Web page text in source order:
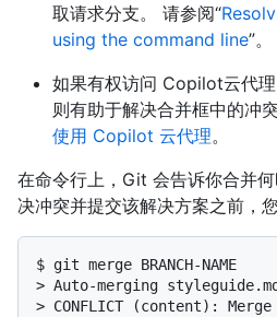
取请求分支。 请参阅“
using the command line”。
如果有权访问 Copilot云代
则有助于解决合并框中的冲
使用 Copilot 云代理。
在命令行上，Git 会告诉你合并
决冲突并提交该解决方案之前，
$ git merge BRANCH-NAME
> Auto-merging styleguide.md
> CONFLICT (content):